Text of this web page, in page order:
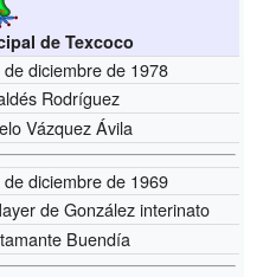
de Texcoco
diciembre de 1978
Rodríguez
Vázquez Ávila
diciembre de 1969
de González interinato
Buendía